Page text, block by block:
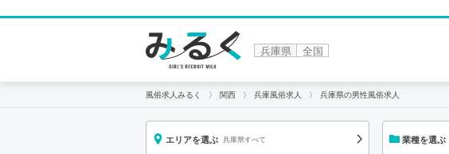
兵庫県 全国
風俗求人みるく 関西 兵庫風俗求人 兵庫県の男性風俗求人
エリアを選ぶ 兵庫県すべて 業種を選ぶ